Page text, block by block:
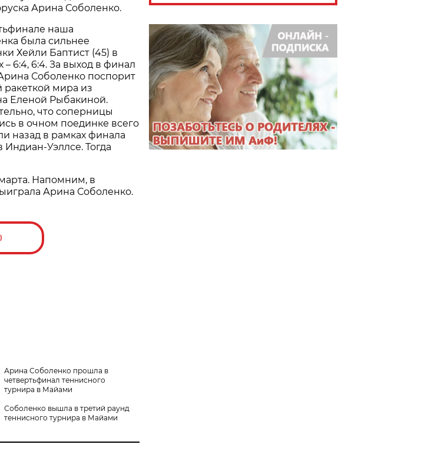
Арина Соболенко.
наша
была сильнее
Хейли Баптист (45) в
– 6:4, 6:4. За выход в финал
Соболенко поспорит
ракеткой мира из
Еленой Рыбакиной.
что соперницы
в очном поединке всего
назад в рамках финала
Индиан-Уэллсе. Тогда
Напомним, в
Арина Соболенко.
Арина Соболенко прошла в
четвертьфинал теннисного
турнира в Майами
Соболенко вышла в третий раунд
теннисного турнира в Майами